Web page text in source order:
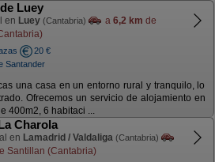
Luey
en Luey (Cantabria) a 6,2 km de
20 €
Santander
una casa en un entorno rural y tranquilo, lo
Ofrecemos un servicio de alojamiento en
400m2, 6 habitaci ...
Charola
en Lamadrid / Valdaliga (Cantabria)
Santillan (Cantabria)